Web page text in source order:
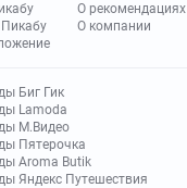
О рекомендациях
О компании
Биг Гик
Lamoda
М.Видео
Пятерочка
Aroma Butik
Яндекс Путешествия